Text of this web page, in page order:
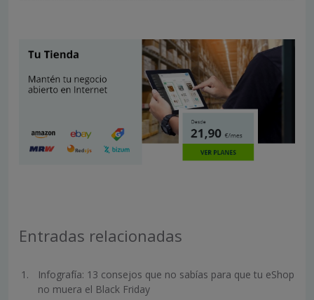
Entradas relacionadas
Infografía: 13 consejos que no sabías para que tu eShop
no muera el Black Friday